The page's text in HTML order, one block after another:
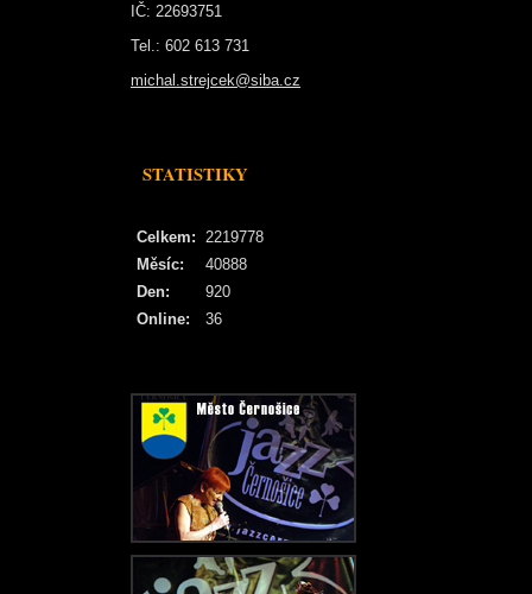
IČ: 22693751
Tel.: 602 613 731
michal.strejcek@siba.cz
STATISTIKY
Online: 36
Celkem: 2219778
Měsíc:
40888
Den:
920